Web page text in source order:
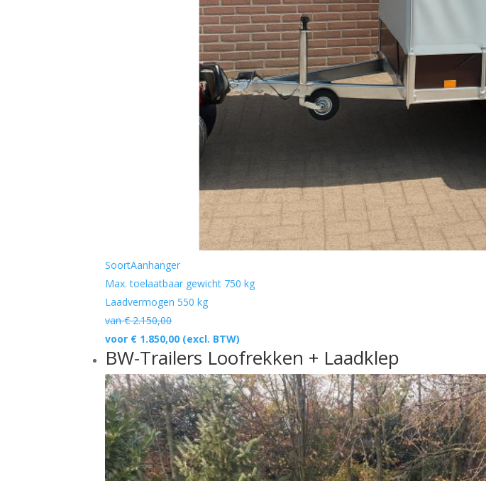
SoortAanhanger
Max. toelaatbaar gewicht 750 kg
Laadvermogen 550 kg
van € 2.150,00
voor € 1.850,00 (excl. BTW)
BW-Trailers Loofrekken + Laadklep